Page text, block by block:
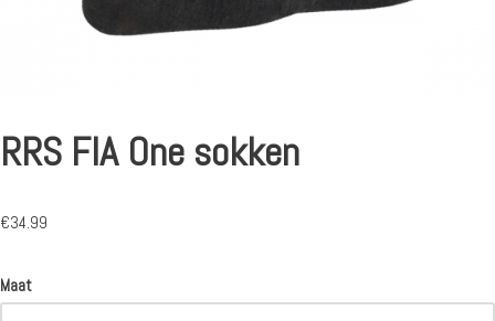
RRS FIA One sokken
€34.99
Maat